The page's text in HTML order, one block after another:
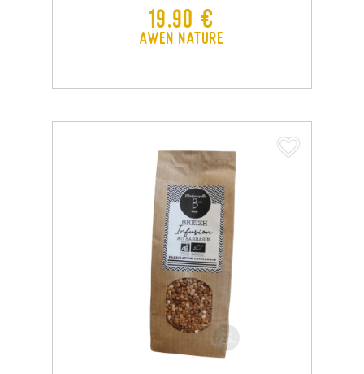
Prix
19,90 €
Awen Nature
favorite_border